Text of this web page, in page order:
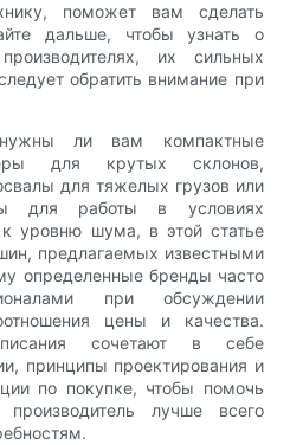
поможет вам сделать
дальше, чтобы узнать о
их сильных
обратить внимание при
ли вам компактные
для крутых склонов,
для тяжелых грузов или
для работы в условиях
уровню шума, в этой статье
предлагаемых известными
определенные бренды часто
при обсуждении
цены и качества.
сочетают в себе
принципы проектирования и
по покупке, чтобы помочь
лучше всего